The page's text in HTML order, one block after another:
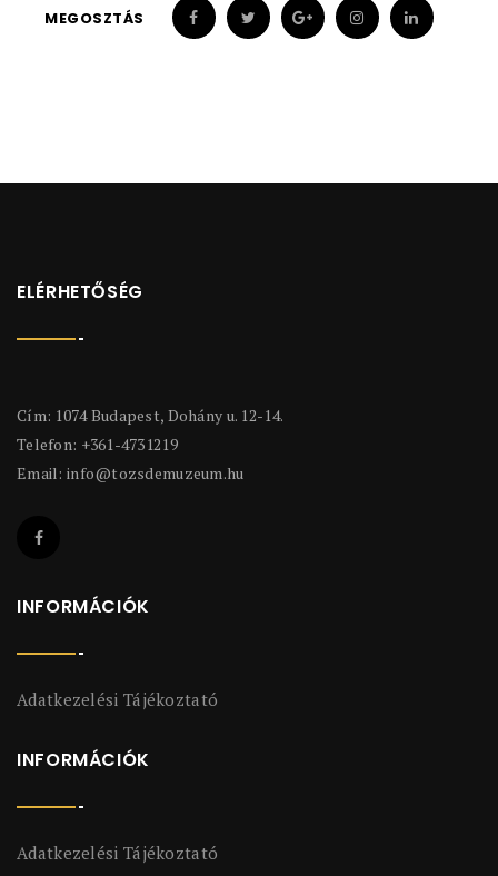
MEGOSZTÁS
ELÉRHETŐSÉG
Cím: 1074 Budapest, Dohány u. 12-14.
Telefon: +361-4731219
Email: info@tozsdemuzeum.hu
INFORMÁCIÓK
Adatkezelési Tájékoztató
INFORMÁCIÓK
Adatkezelési Tájékoztató